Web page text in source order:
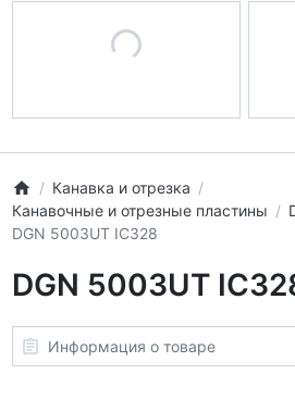
Канавка и отрезка
Канавочные и отрезные пластины
DGN 5003UT IC328
DGN 5003UT
Информация о товаре